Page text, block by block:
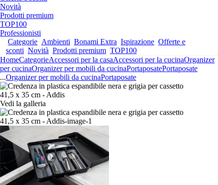
Novità
Prodotti premium
TOP100
Professionisti
Categorie Ambienti Bonami Extra Ispirazione Offerte e
sconti Novità Prodotti premium TOP100
HomeCategorieAccessori per la casaAccessori per la cucinaOrganizer
per cucinaOrganizer per mobili da cucinaPortaposatePortaposate
...Organizer per mobili da cucinaPortaposate
Vedi la galleria